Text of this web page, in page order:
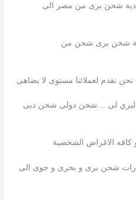
شحن برى من مصر الى
شحن برى شحن من
نقدم لعملائنا مستوى لا يضاهى
لى …شحن دولى شحن دبى
كافه الاغراض الشخصية
شحن برى و بحرى و جوى الى